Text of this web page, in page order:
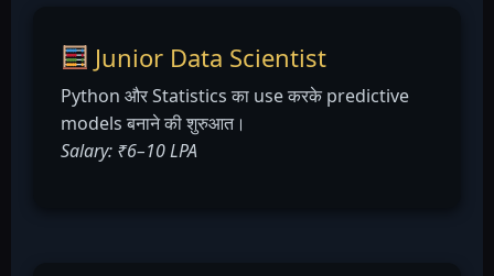
Junior Data Scientist
Python और Statistics का use करके predictive
models बनाने की शुरुआत।
Salary: ₹6–10 LPA